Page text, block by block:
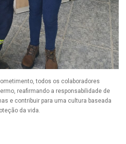
todos os colaboradores
reafirmando a responsabilidade de
e contribuir para uma cultura baseada
da vida.